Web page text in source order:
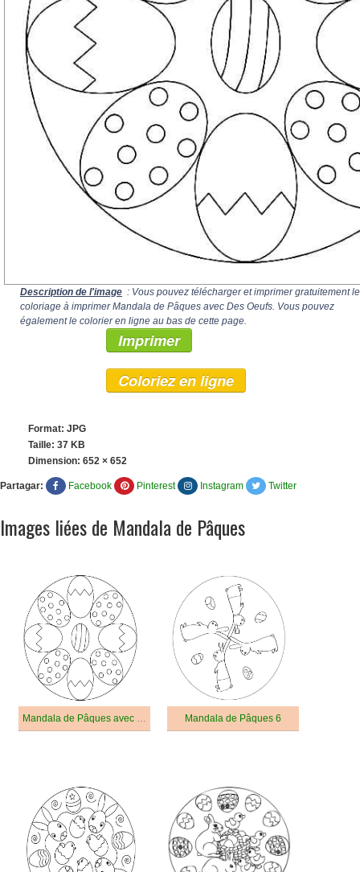
Description de l'image : Vous pouvez télécharger et imprimer gratuitement le
coloriage à imprimer Mandala de Pâques avec Des Oeufs. Vous pouvez
également le colorier en ligne au bas de cette page.
Imprimer
Coloriez en ligne
Format: JPG
Taille: 37 KB
Dimension: 652 × 652
Partagar: Facebook Pinterest Instagram Twitter
Images liées de Mandala de Pâques
Mandala de Pâques avec Des Oeufs Mandala de Pâques 6